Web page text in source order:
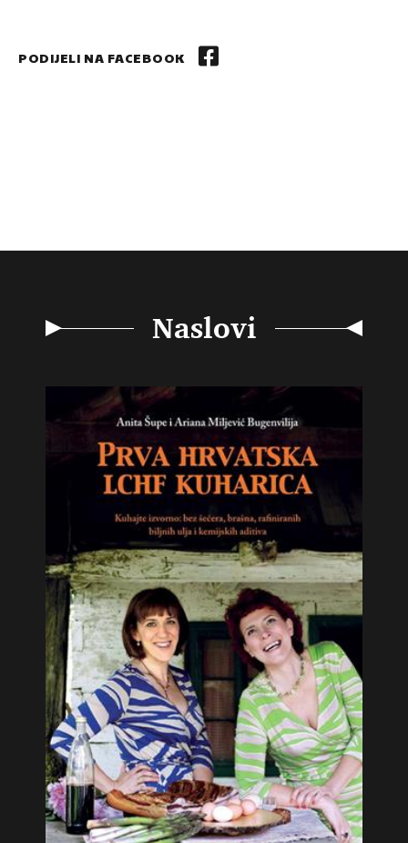
PODIJELI NA FACEBOOK
Naslovi